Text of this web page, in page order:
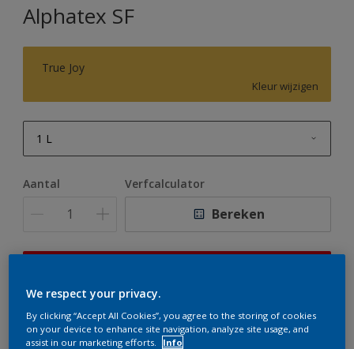
Alphatex SF
True Joy
Kleur wijzigen
1 L
10 L
Aantal Verfcalculator
Bereken
te bestellen. Houd de website in de gaten, we werken
er hard aan om de voorraad aan te vullen.
We respect your privacy.
By clicking “Accept All Cookies”, you agree to the storing of cookies
on your device to enhance site navigation, analyze site usage, and
assist in our marketing efforts.
Info